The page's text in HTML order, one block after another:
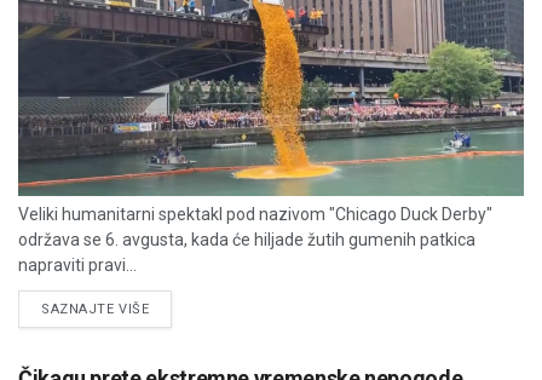
Veliki humanitarni spektakl pod nazivom "Chicago Duck Derby"
održava se 6. avgusta, kada će hiljade žutih gumenih patkica
napraviti pravi...
SAZNAJTE VIŠEDETAILS